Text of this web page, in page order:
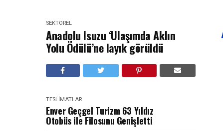
SEKTÖREL
Anadolu Isuzu ‘Ulaşımda Aklın
Yolu Ödülü’ne layık görüldü
TESLIMATLAR
Enver Geçgel Turizm 63 Yıldız
Otobüs ile Filosunu Genişletti